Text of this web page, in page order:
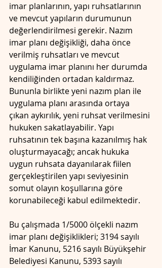
imar planlarının, yapı ruhsatlarının
ve mevcut yapıların durumunun
değerlendirilmesi gerekir. Nazım
imar planı değişikliği, daha önce
verilmiş ruhsatları ve mevcut
uygulama imar planını her durumda
kendiliğinden ortadan kaldırmaz.
Bununla birlikte yeni nazım plan ile
uygulama planı arasında ortaya
çıkan aykırılık, yeni ruhsat verilmesini
hukuken sakatlayabilir. Yapı
ruhsatının tek başına kazanılmış hak
oluşturmayacağı; ancak hukuka
uygun ruhsata dayanılarak fiilen
gerçekleştirilen yapı seviyesinin
somut olayın koşullarına göre
korunabileceği kabul edilmektedir.
Bu çalışmada 1/5000 ölçekli nazım
imar planı değişiklikleri; 3194 sayılı
İmar Kanunu, 5216 sayılı Büyükşehir
Belediyesi Kanunu, 5393 sayılı